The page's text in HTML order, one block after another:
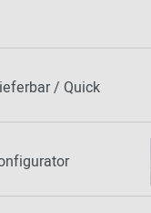
/ Quick